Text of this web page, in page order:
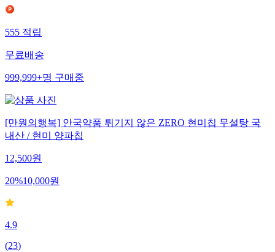
555 적립
무료배송
999,999+명 구매중
[만원의행복] 안국약품 튀기지 않은 ZERO 현미칩 무설탕 국
내산 / 현미 양파칩
12,500원
20%10,000원
4.9
(23)